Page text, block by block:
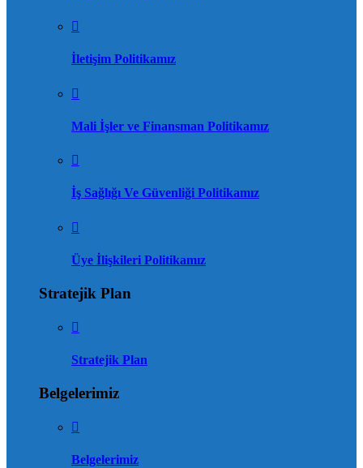
İletişim Politikamız
Mali İşler ve Finansman Politikamız
İş Sağlığı Ve Güvenliği Politikamız
Üye İlişkileri Politikamız
Stratejik Plan
Stratejik Plan
Belgelerimiz
Belgelerimiz